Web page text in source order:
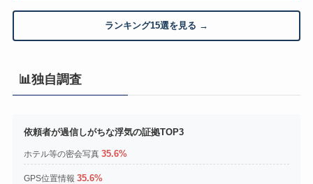
ランキング15選を見る →
📊独自調査
依頼者が過信しがちな浮気の証拠TOP3
ホテル等の密会写真 35.6%
GPS位置情報 35.6%